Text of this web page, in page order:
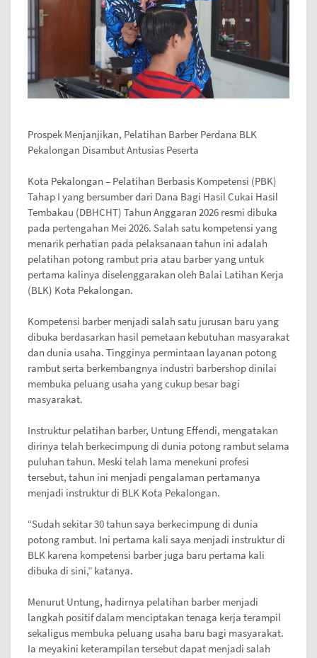
Prospek Menjanjikan, Pelatihan Barber Perdana BLK
Pekalongan Disambut Antusias Peserta
Kota Pekalongan – Pelatihan Berbasis Kompetensi (PBK)
Tahap I yang bersumber dari Dana Bagi Hasil Cukai Hasil
Tembakau (DBHCHT) Tahun Anggaran 2026 resmi dibuka
pada pertengahan Mei 2026. Salah satu kompetensi yang
menarik perhatian pada pelaksanaan tahun ini adalah
pelatihan potong rambut pria atau barber yang untuk
pertama kalinya diselenggarakan oleh Balai Latihan Kerja
(BLK) Kota Pekalongan.
Kompetensi barber menjadi salah satu jurusan baru yang
dibuka berdasarkan hasil pemetaan kebutuhan masyarakat
dan dunia usaha. Tingginya permintaan layanan potong
rambut serta berkembangnya industri barbershop dinilai
membuka peluang usaha yang cukup besar bagi
masyarakat.
Instruktur pelatihan barber, Untung Effendi, mengatakan
dirinya telah berkecimpung di dunia potong rambut selama
puluhan tahun. Meski telah lama menekuni profesi
tersebut, tahun ini menjadi pengalaman pertamanya
menjadi instruktur di BLK Kota Pekalongan.
“Sudah sekitar 30 tahun saya berkecimpung di dunia
potong rambut. Ini pertama kali saya menjadi instruktur di
BLK karena kompetensi barber juga baru pertama kali
dibuka di sini,” katanya.
Menurut Untung, hadirnya pelatihan barber menjadi
langkah positif dalam menciptakan tenaga kerja terampil
sekaligus membuka peluang usaha baru bagi masyarakat.
Ia meyakini keterampilan tersebut dapat menjadi salah